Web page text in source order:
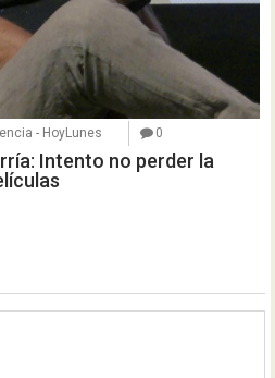
- HoyLunes 0
Intento no perder la